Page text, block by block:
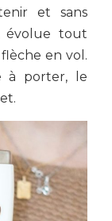
et sans
évolue tout
en vol.
à porter, le